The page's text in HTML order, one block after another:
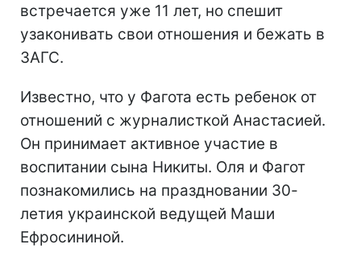
встречается уже 11 лет, но спешит
узаконивать свои отношения и бежать в
ЗАГС.
Известно, что у Фагота есть ребенок от
отношений с журналисткой Анастасией.
Он принимает активное участие в
воспитании сына Никиты. Оля и Фагот
познакомились на праздновании 30-
летия украинской ведущей Маши
Ефросининой.